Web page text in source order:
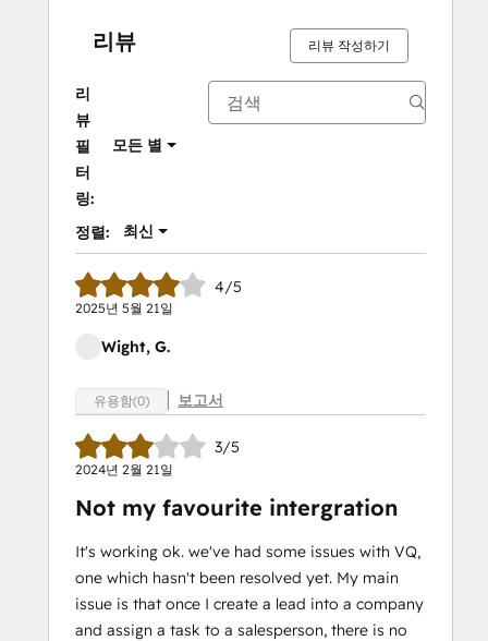
리뷰 리뷰 작성하기
리
뷰
필
터
링:
모든 별
정렬: 최신
4/5
2025년 5월 21일
Wight, G.
유용함(0) 보고서
3/5
2024년 2월 21일
Not my favourite intergration
It's working ok. we've had some issues with VQ,
one which hasn't been resolved yet. My main
issue is that once I create a lead into a company
and assign a task to a salesperson, there is no